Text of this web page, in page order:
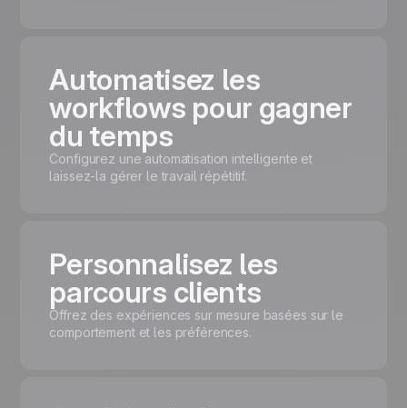
Automatisez les
workflows pour gagner
du temps
Configurez une automatisation intelligente et
laissez-la gérer le travail répétitif.
Personnalisez les
parcours clients
Offrez des expériences sur mesure basées sur le
comportement et les préférences.